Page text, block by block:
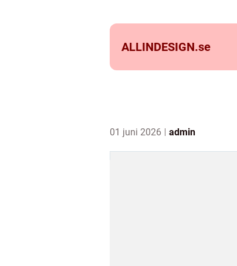
ALLINDESIGN.se
01 juni 2026 admin